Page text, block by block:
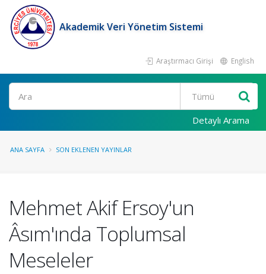
Akademik Veri Yönetim Sistemi
Araştırmacı Girişi English
Ara
Detaylı Arama
ANA SAYFA SON EKLENEN YAYINLAR
Mehmet Akif Ersoy'un
Âsım'ında Toplumsal
Meseleler